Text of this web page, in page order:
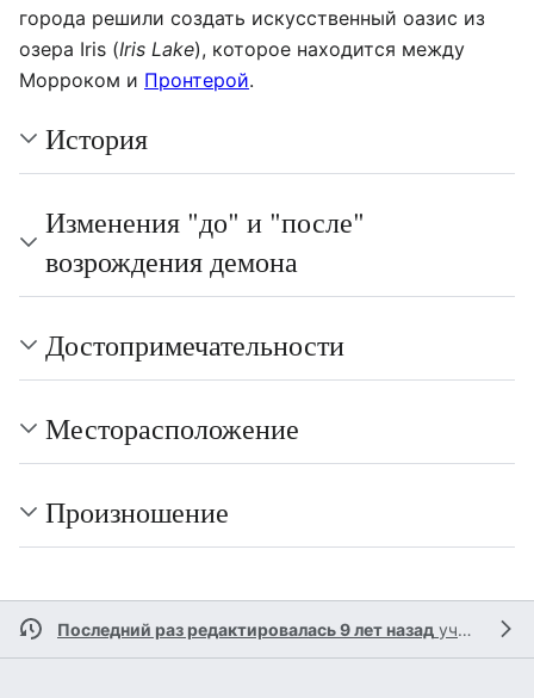
города решили создать искусственный оазис из
озера Iris (Iris Lake), которое находится между
Морроком и Пронтерой.
История
Изменения "до" и "после"
возрождения демона
Достопримечательности
Месторасположение
Произношение
Последний раз редактировалась 9 лет назад участником